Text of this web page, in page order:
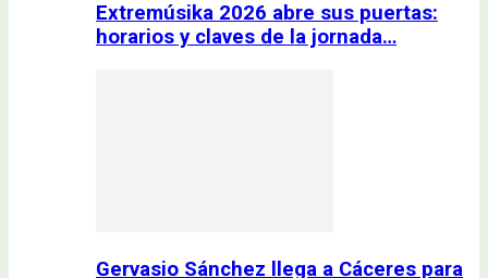
Extremúsika 2026 abre sus puertas:
horarios y claves de la jornada…
Gervasio Sánchez llega a Cáceres para